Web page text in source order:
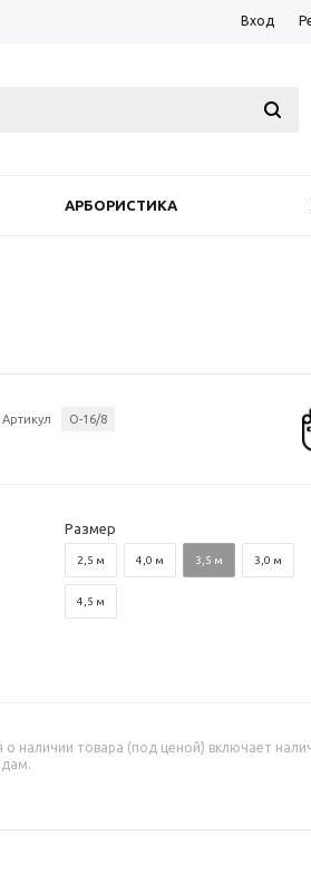
Вход
АРБОРИСТИКА
Артикул O-16/8
Размер
2,5 м 4,0 м 3,5 м 3,0 м
4,5 м
наличии товара (под ценой) включает